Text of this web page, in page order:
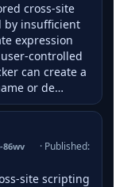
cross-site
by insufficient
expression
controlled
can create a
or de…
86wv
· Published:
site scripting